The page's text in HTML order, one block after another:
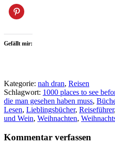
Gefällt mir:
Kategorie: nah dran, Reisen
Schlagwort: 1000 places to see
die man gesehen haben muss,
Lesen, Lieblingsbücher, Reiseführer,
und Wein, Weihnachten,
Kommentar verfassen